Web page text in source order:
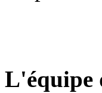
L'équipe